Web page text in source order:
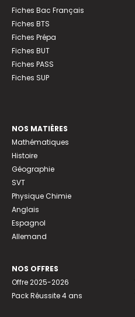
Fiches Bac Français
Fiches BTS
Fiches Prépa
Fiches BUT
Fiches PASS
Fiches SUP
NOS MATIÈRES
Mathématiques
Histoire
Géographie
SVT
Physique Chimie
Anglais
Espagnol
Allemand
NOS OFFRES
Offre 2025-2026
Pack Réussite 4 ans